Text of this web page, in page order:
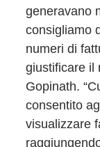
generavano
consigliamo
numeri di
giustificare il
Gopinath.
consentito
visualizzare